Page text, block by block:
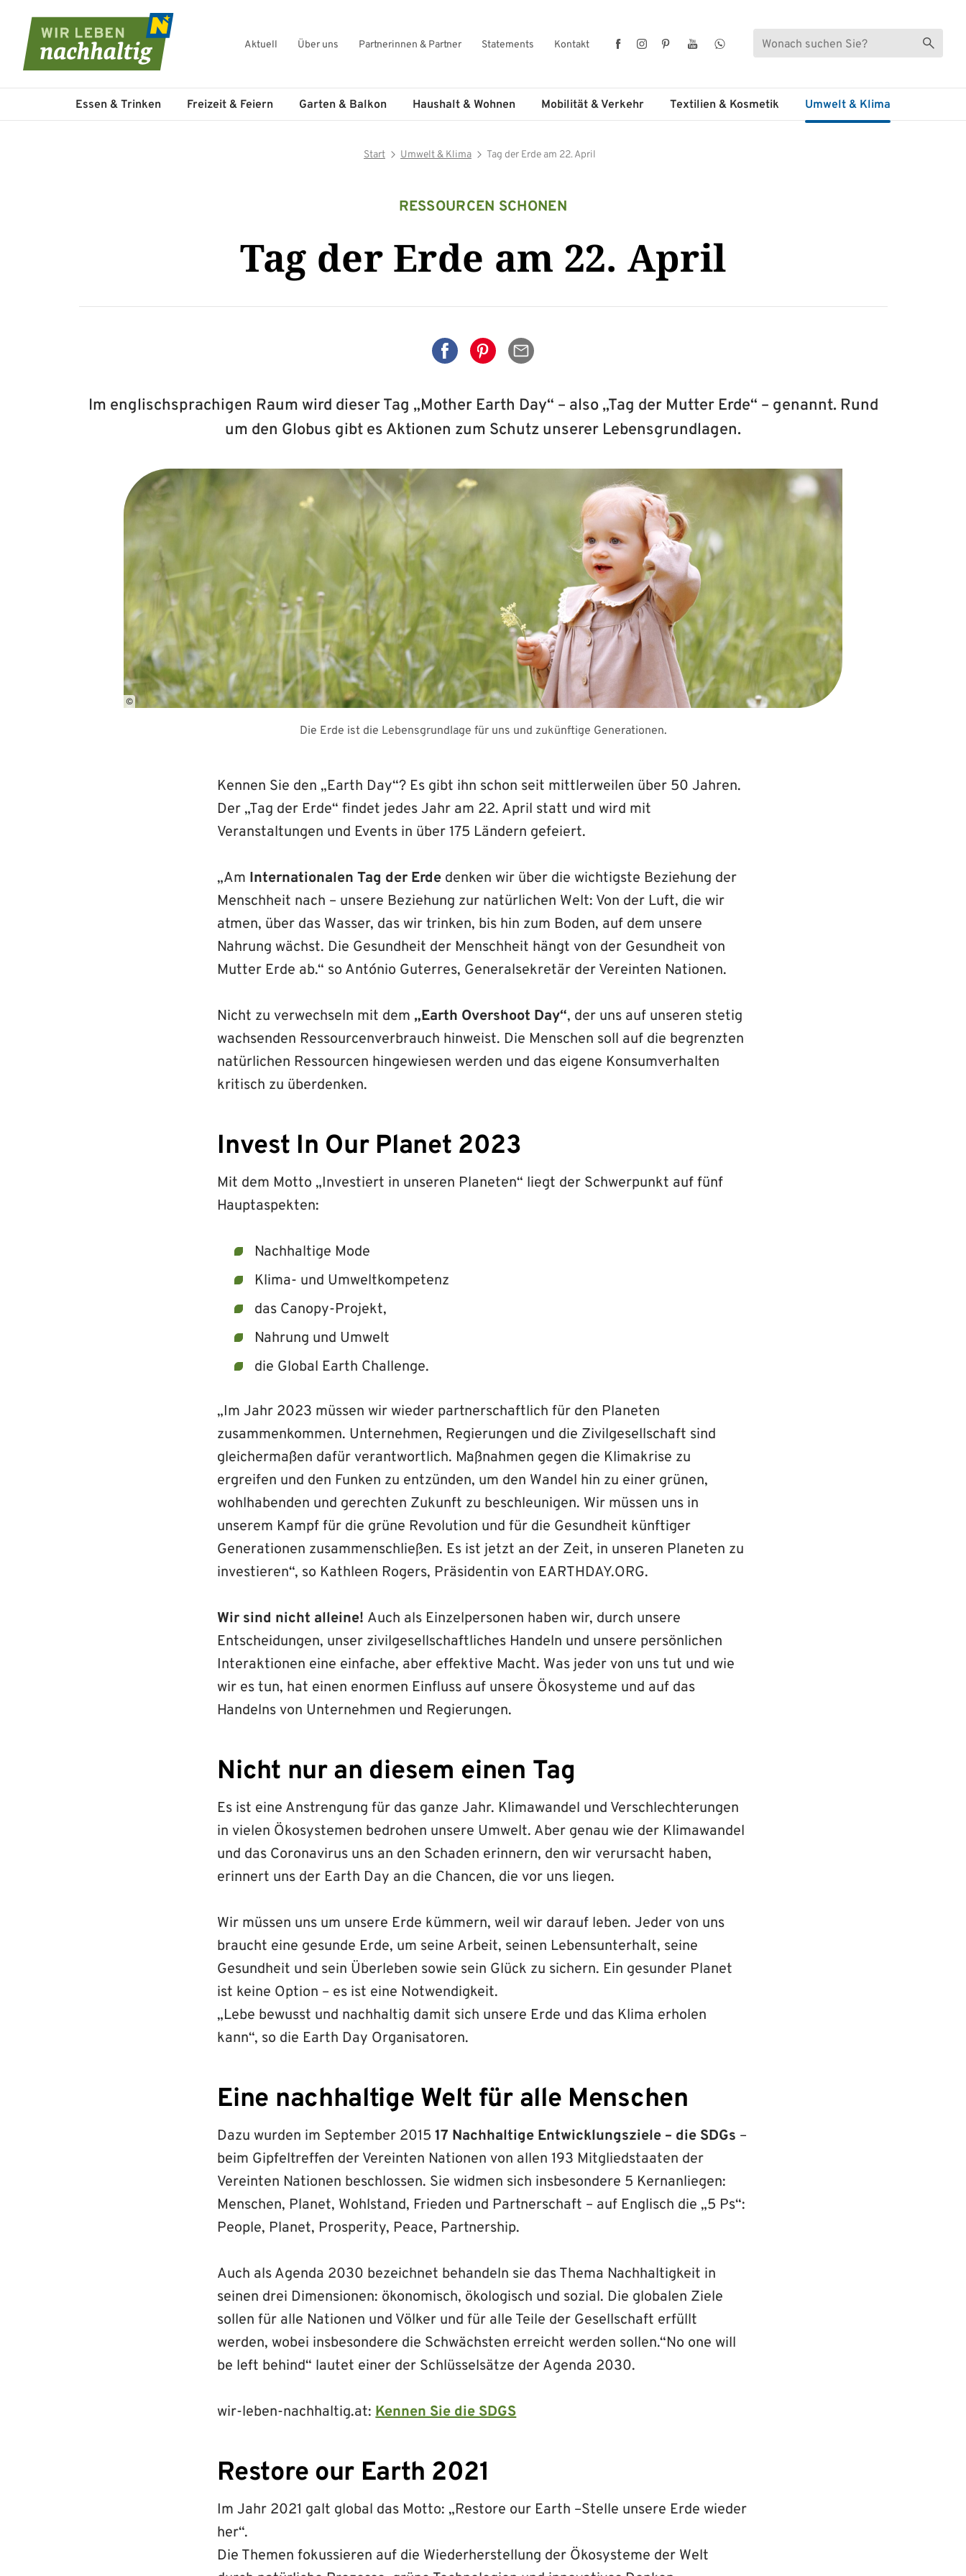
Aktuell Über uns Partnerinnen & Partner Statements Kontakt Facebook
Instagram
Pinterest
YouTubeWhatsApp
Suche Suche
Navigation überspringen
Essen & Trinken Freizeit & Feiern Garten & Balkon Haushalt & Wohnen Mobilität & Verkehr Textilien & Kosmetik Umwelt & Klima
Start Umwelt & Klima Tag der Erde am 22. April
RESSOURCEN SCHONEN
Tag der Erde am 22. April
Auf Facebook teilen
Auf Pinterest teilen
Per Mail senden
Im englischsprachigen Raum wird dieser Tag „Mother Earth Day“ – also „Tag der Mutter Erde“ – genannt. Rund
um den Globus gibt es Aktionen zum Schutz unserer Lebensgrundlagen.
©
Die Erde ist die Lebensgrundlage für uns und zukünftige Generationen.
Kennen Sie den „Earth Day“? Es gibt ihn schon seit mittlerweilen über 50 Jahren.
Der „Tag der Erde“ findet jedes Jahr am 22. April statt und wird mit
Veranstaltungen und Events in über 175 Ländern gefeiert.
„Am Internationalen Tag der Erde denken wir über die wichtigste Beziehung der
Menschheit nach – unsere Beziehung zur natürlichen Welt: Von der Luft, die wir
atmen, über das Wasser, das wir trinken, bis hin zum Boden, auf dem unsere
Nahrung wächst. Die Gesundheit der Menschheit hängt von der Gesundheit von
Mutter Erde ab.“ so António Guterres, Generalsekretär der Vereinten Nationen.
Nicht zu verwechseln mit dem „Earth Overshoot Day“, der uns auf unseren stetig
wachsenden Ressourcenverbrauch hinweist. Die Menschen soll auf die begrenzten
natürlichen Ressourcen hingewiesen werden und das eigene Konsumverhalten
kritisch zu überdenken.
Invest In Our Planet 2023
Mit dem Motto „Investiert in unseren Planeten“ liegt der Schwerpunkt auf fünf
Hauptaspekten:
Nachhaltige Mode
Klima- und Umweltkompetenz
das Canopy-Projekt,
Nahrung und Umwelt
die Global Earth Challenge.
„Im Jahr 2023 müssen wir wieder partnerschaftlich für den Planeten
zusammenkommen. Unternehmen, Regierungen und die Zivilgesellschaft sind
gleichermaßen dafür verantwortlich. Maßnahmen gegen die Klimakrise zu
ergreifen und den Funken zu entzünden, um den Wandel hin zu einer grünen,
wohlhabenden und gerechten Zukunft zu beschleunigen. Wir müssen uns in
unserem Kampf für die grüne Revolution und für die Gesundheit künftiger
Generationen zusammenschließen. Es ist jetzt an der Zeit, in unseren Planeten zu
investieren“, so Kathleen Rogers, Präsidentin von EARTHDAY.ORG.
Wir sind nicht alleine! Auch als Einzelpersonen haben wir, durch unsere
Entscheidungen, unser zivilgesellschaftliches Handeln und unsere persönlichen
Interaktionen eine einfache, aber effektive Macht. Was jeder von uns tut und wie
wir es tun, hat einen enormen Einfluss auf unsere Ökosysteme und auf das
Handelns von Unternehmen und Regierungen.
Nicht nur an diesem einen Tag
Es ist eine Anstrengung für das ganze Jahr. Klimawandel und Verschlechterungen
in vielen Ökosystemen bedrohen unsere Umwelt. Aber genau wie der Klimawandel
und das Coronavirus uns an den Schaden erinnern, den wir verursacht haben,
erinnert uns der Earth Day an die Chancen, die vor uns liegen.
Wir müssen uns um unsere Erde kümmern, weil wir darauf leben. Jeder von uns
braucht eine gesunde Erde, um seine Arbeit, seinen Lebensunterhalt, seine
Gesundheit und sein Überleben sowie sein Glück zu sichern. Ein gesunder Planet
ist keine Option – es ist eine Notwendigkeit.
„Lebe bewusst und nachhaltig damit sich unsere Erde und das Klima erholen
kann“, so die Earth Day Organisatoren.
Eine nachhaltige Welt für alle Menschen
Dazu wurden im September 201517 Nachhaltige Entwicklungsziele – die SDGs –
beim Gipfeltreffen der Vereinten Nationen von allen 193 Mitgliedstaaten der
Vereinten Nationen beschlossen. Sie widmen sich insbesondere 5 Kernanliegen:
Menschen, Planet, Wohlstand, Frieden und Partnerschaft – auf Englisch die „5 Ps“:
People, Planet, Prosperity, Peace, Partnership.
Auch als Agenda 2030 bezeichnet behandeln sie das Thema Nachhaltigkeit in
seinen drei Dimensionen: ökonomisch, ökologisch und sozial. Die globalen Ziele
sollen für alle Nationen und Völker und für alle Teile der Gesellschaft erfüllt
werden, wobei insbesondere die Schwächsten erreicht werden sollen.“No one will
be left behind“ lautet einer der Schlüsselsätze der Agenda 2030.
wir-leben-nachhaltig.at:Kennen Sie die SDGS
Restore our Earth 2021
Im Jahr 2021 galt global das Motto: „Restore our Earth –Stelle unsere Erde wieder
her“.
Die Themen fokussieren auf die Wiederherstellung der Ökosysteme der Welt